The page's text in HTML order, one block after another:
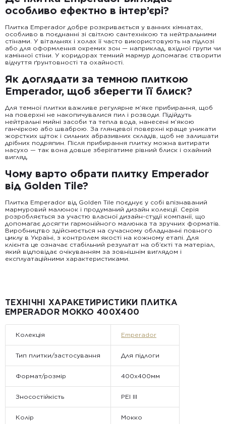
особливо ефектно в інтер’єрі?
Плитка Emperador добре розкривається у ванних кімнатах,
особливо в поєднанні зі світлою сантехнікою та нейтральними
стінами. У вітальнях і холах її часто використовують на підлозі
або для оформлення окремих зон — наприклад, вхідної групи чи
камінної стіни. У коридорах темний мармур допомагає створити
відчуття ґрунтовності та охайності.
Як доглядати за темною плиткою
Emperador, щоб зберегти її блиск?
Для темної плитки важливе регулярне м’яке прибирання, щоб
на поверхні не накопичувалися пил і розводи. Підійдуть
нейтральні мийні засоби та тепла вода, нанесені м’якою
ганчіркою або шваброю. За глянцевої поверхні краще уникати
жорстких щіток і сильних абразивних складів, щоб не залишати
дрібних подряпин. Після прибирання плитку можна витирати
насухо — так вона довше зберігатиме рівний блиск і охайний
вигляд.
Чому варто обрати плитку Emperador
від Golden Tile?
Плитка Emperador від Golden Tile поєднує у собі впізнаваний
мармуровий малюнок і продуманий дизайн колекції. Серія
розробляється за участю власної дизайн-студії компанії, що
допомагає досягти гармонійного малюнка та зручних форматів.
Виробництво здійснюється на сучасному обладнанні повного
циклу в Україні, з контролем якості на кожному етапі. Для
клієнта це означає стабільний результат на об’єкті та матеріал,
який відповідає очікуванням за зовнішнім виглядом і
експлуатаційними характеристиками.
ТЕХНІЧНІ ХАРАКЕТИРИСТИКИ ПЛИТКА
EMPERADOR МОККО 400Х400
Колекція Emperador
Тип плитки/застосування Для підлоги
Формат/розмір 400x400мм
Зносостійкість PEI III
Колір Мокко